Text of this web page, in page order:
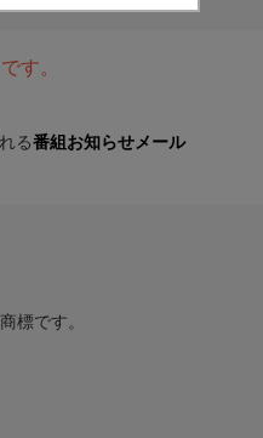
す。
る番組お知らせメール
標です。